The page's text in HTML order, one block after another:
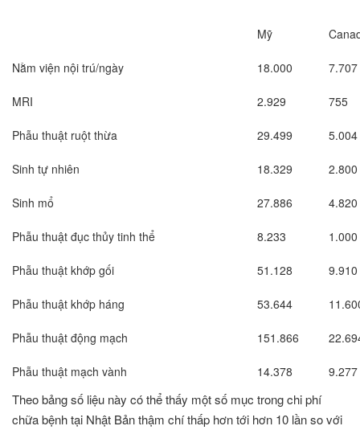
Mỹ
Nằm viện nội trú/ngày 18.000 7.707
MRI 2.929 755
Phẫu thuật ruột thừa 29.499 5.004
Sinh tự nhiên 18.329 2.800
Sinh mổ 27.886 4.820
Phẫu thuật đục thủy tinh thể 8.233 1.000
Phẫu thuật khớp gối 51.128 9.910
Phẫu thuật khớp háng 53.644
Phẫu thuật động mạch 151.866
Phẫu thuật mạch vành 14.378 9.277
Theo bảng số liệu này có thể thấy một số mục trong chi phí
chữa bệnh tại Nhật Bản thậm chí thấp hơn tới hơn 10 lần so với